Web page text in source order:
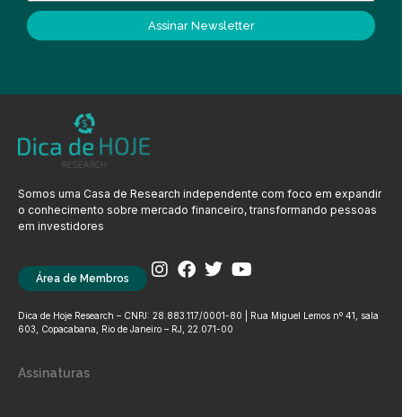
Assinar Newsletter
Somos uma Casa de Research independente com foco em expandir
o conhecimento sobre mercado financeiro, transformando pessoas
em investidores
Área de Membros
Dica de Hoje Research – CNPJ: 28.883.117/0001-80 | Rua Miguel Lemos nº 41, sala
603, Copacabana, Rio de Janeiro – RJ, 22.071-00
Assinaturas